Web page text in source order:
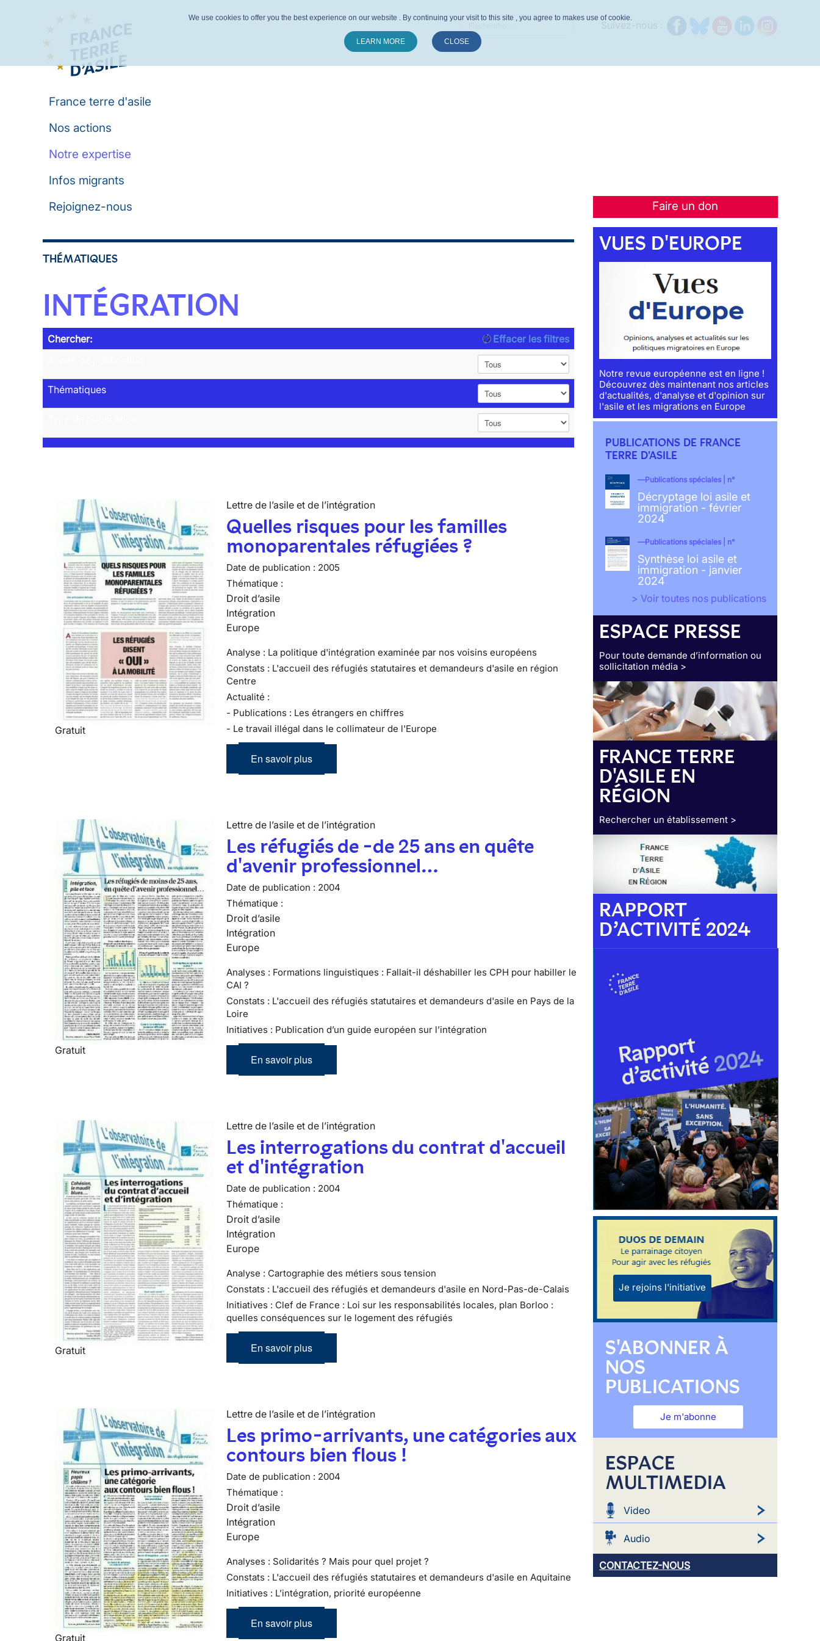
France terre d'asile
Nos actions
Notre expertise
Infos migrants
Faire un don
Rejoignez-nous
THÉMATIQUES
INTÉGRATION
Chercher:
Effacer les filtres
Thématiques
Gratuit
Lettre de l’asile et de l’intégration
Quelles risques pour les familles
monoparentales réfugiées ?
Date de publication : 2005
Thématique :
Droit d’asile
Intégration
Europe
Analyse : La politique d'intégration examinée par nos voisins européens
Constats : L'accueil des réfugiés statutaires et demandeurs d'asile en région
Centre
Actualité :
- Publications : Les étrangers en chiffres
- Le travail illégal dans le collimateur de l'Europe
En savoir plus
Gratuit
Lettre de l’asile et de l’intégration
Les réfugiés de -de 25 ans en quête
d'avenir professionnel…
Date de publication : 2004
Thématique :
Droit d’asile
Intégration
Europe
Analyses : Formations linguistiques : Fallait-il déshabiller les CPH pour habiller le
CAI ?
Constats : L'accueil des réfugiés statutaires et demandeurs d'asile en Pays de la
Loire
Initiatives : Publication d’un guide européen sur l’intégration
En savoir plus
Gratuit
Lettre de l’asile et de l’intégration
Les interrogations du contrat d'accueil
et d'intégration
Date de publication : 2004
Thématique :
Droit d’asile
Intégration
Europe
Analyse : Cartographie des métiers sous tension
Constats : L'accueil des réfugiés et demandeurs d'asile en Nord-Pas-de-Calais
Initiatives : Clef de France : Loi sur les responsabilités locales, plan Borloo :
quelles conséquences sur le logement des réfugiés
En savoir plus
Gratuit
Lettre de l’asile et de l’intégration
Les primo-arrivants, une catégories aux
contours bien flous !
Date de publication : 2004
Thématique :
Droit d’asile
Intégration
Europe
Analyses : Solidarités ? Mais pour quel projet ?
Constats : L'accueil des réfugiés statutaires et demandeurs d'asile en Aquitaine
Initiatives : L’intégration, priorité européenne
En savoir plus
VUES D'EUROPE
Notre revue européenne est en ligne !
Découvrez dès maintenant nos articles
d'actualités, d'analyse et d'opinion sur
l'asile et les migrations en Europe
PUBLICATIONS DE FRANCE
TERRE D'ASILE
Publications spéciales | n°
Décryptage loi asile et
immigration - février
2024
Publications spéciales | n°
Synthèse loi asile et
immigration - janvier
2024
> Voir toutes nos publications
ESPACE PRESSE
Pour toute demande d’information ou
sollicitation média >
FRANCE TERRE
D'ASILE EN
RÉGION
Rechercher un établissement >
RAPPORT
D’ACTIVITÉ 2024
Je rejoins l'initiative
S'ABONNER À
NOS
PUBLICATIONS
Je m'abonne
ESPACE
MULTIMEDIA
Video
Audio
CONTACTEZ-NOUS
We use cookies to offer you the best experience on our website . By continuing your visit to this site , you agree to makes use of cookie.
LEARN MORE CLOSE